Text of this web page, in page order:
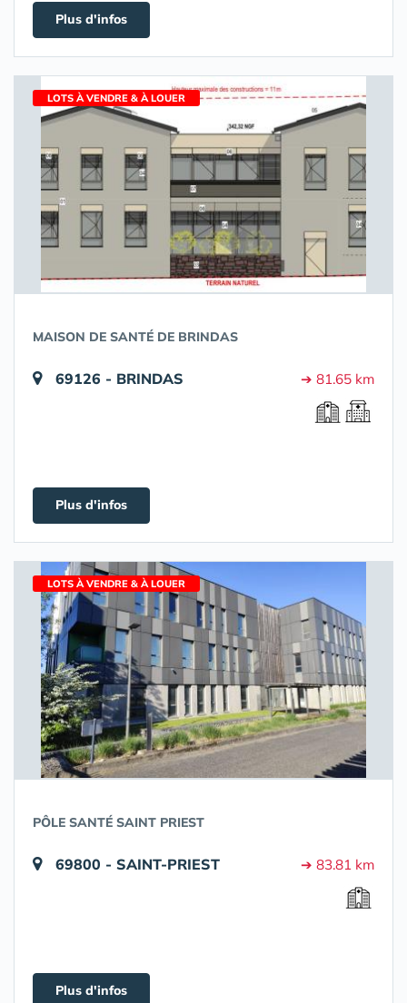
Plus d'infos
LOTS À VENDRE & À LOUER
MAISON DE SANTÉ DE BRINDAS
69126 - BRINDAS ➔ 81.65 km
Plus d'infos
LOTS À VENDRE & À LOUER
PÔLE SANTÉ SAINT PRIEST
69800 - SAINT-PRIEST ➔ 83.81 km
Plus d'infos